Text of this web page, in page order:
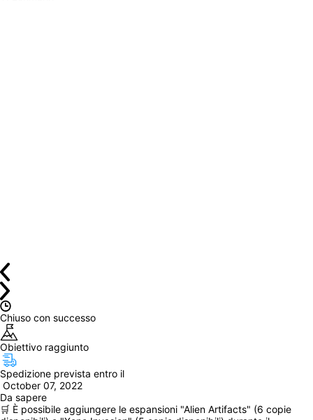
Chiuso con successo
Obiettivo raggiunto
Spedizione prevista entro il
October 07, 2022
Da sapere
🛒 È possibile aggiungere le espansioni "Alien Artifacts" (6 copie